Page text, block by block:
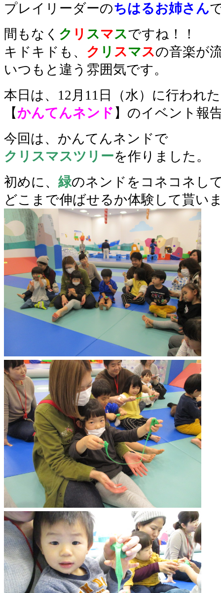
プレイリーダーのちはるお姉さん
間もなく ク リ スマスですね！！
キドキドも、 ク リ スマスの音楽が
いつもと違う雰囲気です。
本日は、12月11日（水）に行われた
【 かんてんネンド 】のイベント報
今回は、かんてんネンドで
クリスマスツリーを作りました。
初めに、 緑のネンドをコネコネし
どこまで伸ばせるか体験して貰い